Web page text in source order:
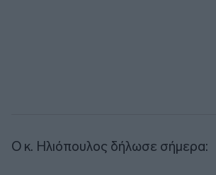
Ο κ. Ηλιόπουλος δήλωσε σήμερα: